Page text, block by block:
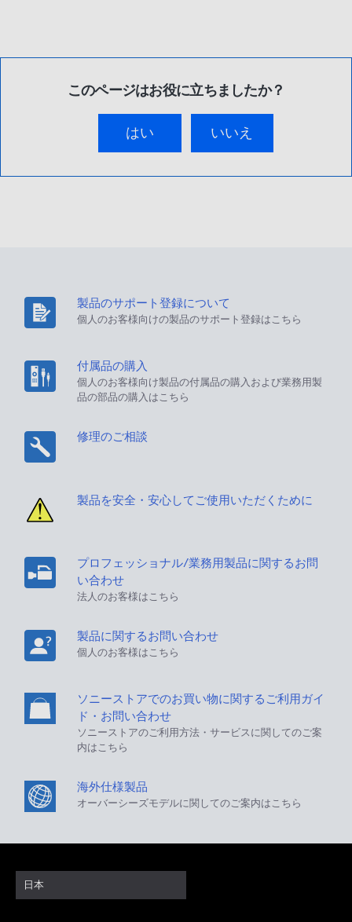
このページはお役に立ちましたか？
はい いいえ
製品のサポート登録について
個人のお客様向けの製品のサポート登録はこちら
付属品の購入
個人のお客様向け製品の付属品の購入および業務用製
品の部品の購入はこちら
修理のご相談
製品を安全・安心してご使用いただくために
プロフェッショナル/業務用製品に関するお問
い合わせ
法人のお客様はこちら
製品に関するお問い合わせ
個人のお客様はこちら
ソニーストアでのお買い物に関するご利用ガイ
ド・お問い合わせ
ソニーストアのご利用方法・サービスに関してのご案
内はこちら
海外仕様製品
オーバーシーズモデルに関してのご案内はこちら
日本